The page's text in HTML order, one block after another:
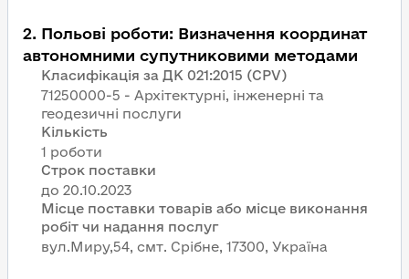
2. Польові роботи: Визначення координат
автономними супутниковими методами
Класифікація за ДК 021:2015 (CPV)
71250000-5 - Архітектурні, інженерні та
геодезичні послуги
Кількість
1 роботи
Строк поставки
Місце поставки товарів або місце виконання
робіт чи надання послуг
вул.Миру,54, смт. Срiбне, 17300, Україна